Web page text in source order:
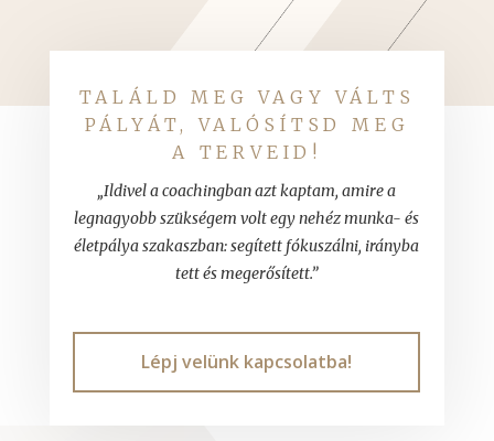
TALÁLD MEG VAGY VÁLTS
PÁLYÁT, VALÓSÍTSD MEG
A TERVEID!
„Ildivel a coachingban azt kaptam, amire a
legnagyobb szükségem volt egy nehéz munka- és
életpálya szakaszban: segített fókuszálni, irányba
tett és megerősített.”
Lépj velünk kapcsolatba!